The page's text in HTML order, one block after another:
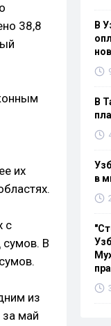
38,8
их
с
В
из
за май
В
В
в